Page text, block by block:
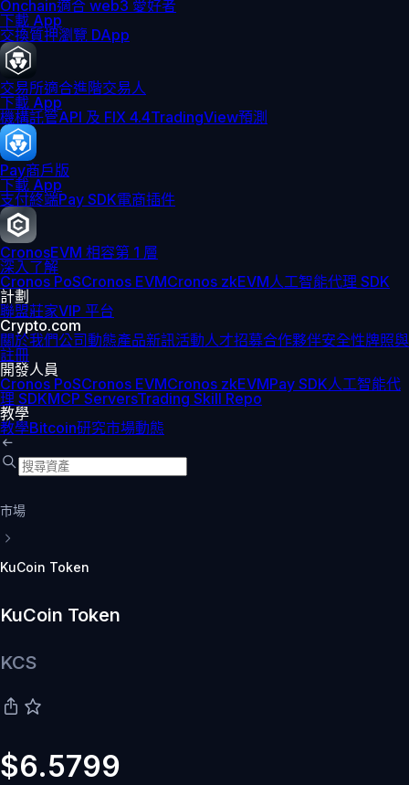
Onchain適合 web3 愛好者
下載 App
交換質押瀏覽 DApp
交易所適合進階交易人
下載 App
機構託管API 及 FIX 4.4TradingView預測
Pay商戶版
下載 App
支付終端Pay SDK電商插件
CronosEVM 相容第 1 層
深入了解
Cronos PoSCronos EVMCronos zkEVM人工智能代理 SDK
計劃
聯盟莊家VIP 平台
Crypto.com
關於我們公司動態產品新訊活動人才招募合作夥伴安全性牌照與
註冊
開發人員
Cronos PoSCronos EVMCronos zkEVMPay SDK人工智能代
理 SDKMCP ServersTrading Skill Repo
教學
教學Bitcoin研究市場動態
市場
KuCoin Token
KuCoin Token
KCS
$6.5799